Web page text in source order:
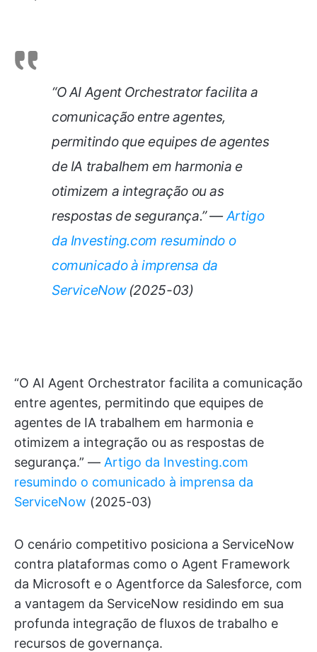
“O AI Agent Orchestrator facilita a
comunicação entre agentes,
permitindo que equipes de agentes
de IA trabalhem em harmonia e
otimizem a integração ou as
respostas de segurança.” —Artigo
da Investing.com resumindo o
comunicado à imprensa da
ServiceNow(2025-03)
“O AI Agent Orchestrator facilita a comunicação
entre agentes, permitindo que equipes de
agentes de IA trabalhem em harmonia e
otimizem a integração ou as respostas de
segurança.” — Artigo da Investing.com
resumindo o comunicado à imprensa da
ServiceNow (2025-03)
O cenário competitivo posiciona a ServiceNow
contra plataformas como o Agent Framework
da Microsoft e o Agentforce da Salesforce, com
a vantagem da ServiceNow residindo em sua
profunda integração de fluxos de trabalho e
recursos de governança.